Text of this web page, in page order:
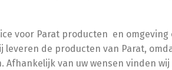
voor Parat producten en
leveren de producten van Parat,
Afhankelijk van uw wensen vinden